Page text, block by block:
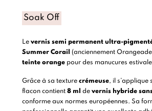
Soak Off
Le vernis semi permanent ultra-
Summer Corail
(anciennement
teinte orangepour des manucures
Grâce à sa texture crémeuse, il s’applique
flacon contient 8 ml de vernis hybride
conforme aux normes européennes. Sa